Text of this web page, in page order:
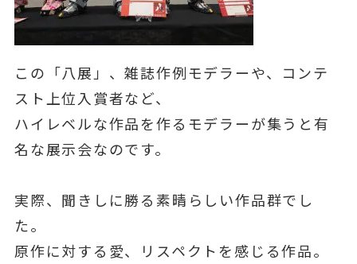
この「八展」、雑誌作例モデラーや、コンテ
スト上位入賞者など、
ハイレベルな作品を作るモデラーが集うと有
名な展示会なのです。
実際、聞きしに勝る素晴らしい作品群でし
た。
原作に対する愛、リスペクトを感じる作品。